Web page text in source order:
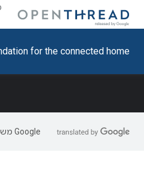
for the connected home.
‫Google משתמשת בטכנולוגיית AI כדי לתרגם תוכן לשפה המועדפת עליך. בתרגומים כאלו עשויות להיות שגיאות.